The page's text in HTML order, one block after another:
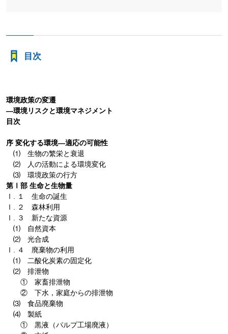
目次
環境政策の変遷
―環境リスクと環境マネジメント
目次
序 変化する環境―適応の可能性
⑴ 生物の繁栄と衰退
⑵ 人の活動による環境変化
⑶ 環境政策の行方
第Ⅰ部 生命と生物量
Ⅰ. １ 生命の誕生
Ⅰ. ２ 森林利用
Ⅰ. ３ 新たな資源
⑴ 自然資本
⑵ 光合成
Ⅰ. ４ 廃棄物の利用
⑴ 二酸化炭素の固定化
⑵ 排泄物
① 家畜排泄物
② 下水，家庭からの排泄物
⑶ 食品廃棄物
⑷ 製紙
① 黒液（パルプ工場廃液）